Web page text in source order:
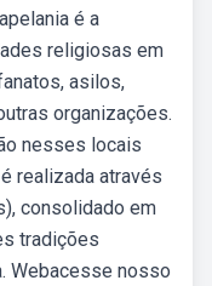
é a
religiosas em
asilos,
organizações.
nesses locais
realizada através
consolidado em
tradições
Webacesse nosso